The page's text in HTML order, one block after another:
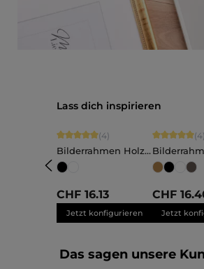
Produktgalerie überspringen
Lass dich inspirieren
Durchschnittliche Bewertung von
(4)
Bilderrahmen Holz
Charlotte
Maßanfertigung
CHF 16.13
Jetzt konfigurieren
(4)
Elva
CHF
Jetzt
Das sagen unsere